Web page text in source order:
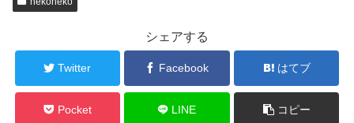
シェアする
Twitter Facebook はてブ
Pocket LINE コピー